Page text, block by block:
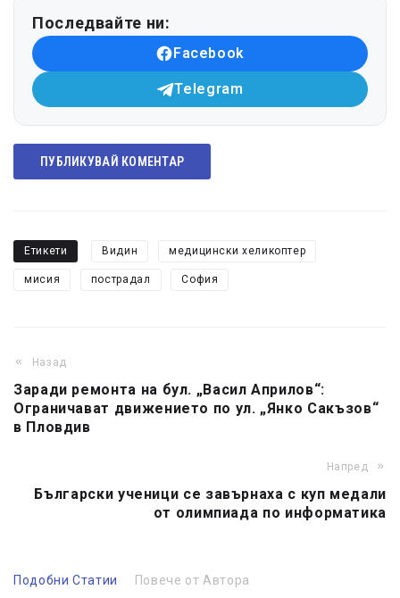
Последвайте ни:
Facebook
Telegram
ПУБЛИКУВАЙ КОМЕНТАР
Етикети Видин медицински хеликоптер
мисия пострадал София
Назад
Заради ремонта на бул. „Васил Априлов“:
Ограничават движението по ул. „Янко Сакъзов“
в Пловдив
Напред
Български ученици се завърнаха с куп медали
от олимпиада по информатика
Подобни Статии Повече от Автора